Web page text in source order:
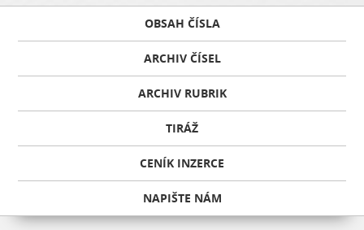
OBSAH ČÍSLA
ARCHIV ČÍSEL
ARCHIV RUBRIK
TIRÁŽ
CENÍK INZERCE
NAPIŠTE NÁM